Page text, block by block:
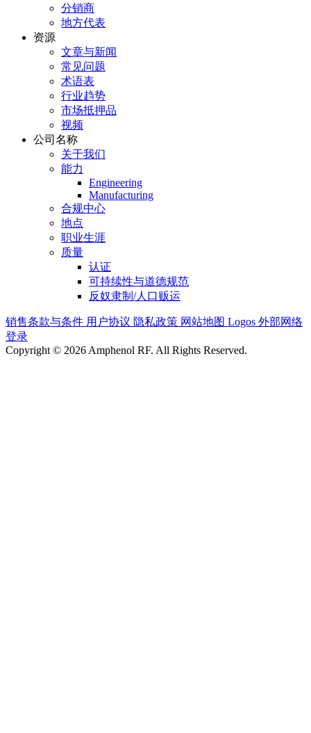
分销商
地方代表
资源
文章与新闻
常见问题
术语表
行业趋势
市场抵押品
视频
公司名称
关于我们
能力
Engineering
Manufacturing
合规中心
地点
职业生涯
质量
认证
可持续性与道德规范
反奴隶制/人口贩运
销售条款与条件 用户协议 隐私政策 网站地图 Logos 外部网络
登录
Copyright © 2026 Amphenol RF. All Rights Reserved.